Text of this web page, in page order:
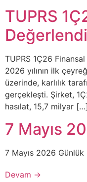
TUPRS
TUPRS 1Ç26
2026 yılının ilk
üzerinde, karlılık
gerçekleşti. Şirket,
hasılat, 15,7 milyar […]
7 Mayıs
7 Mayıs 2026 Günlük
Devam →